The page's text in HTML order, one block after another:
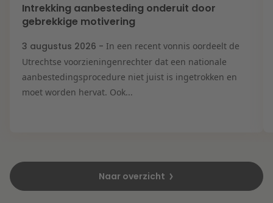
Intrekking aanbesteding onderuit door
gebrekkige motivering
3 augustus 2026 - In een recent vonnis oordeelt de
Utrechtse voorzieningenrechter dat een nationale
aanbestedingsprocedure niet juist is ingetrokken en
moet worden hervat. Ook...
Naar overzicht